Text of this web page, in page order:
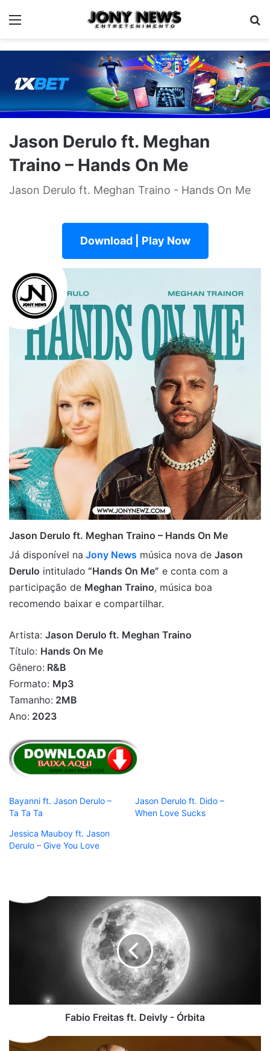
Menu
Jason Derulo ft. Meghan
Traino – Hands On Me
Jason Derulo ft. Meghan Traino - Hands On Me
Download | Play Now
Jason Derulo ft. Meghan Traino – Hands On Me
Já disponível na Jony News música nova de Jason
Derulo intitulado “Hands On Me” e conta com a
participação de Meghan Traino, música boa
recomendo baixar e compartilhar.
Artista: Jason Derulo ft. Meghan Traino
Título: Hands On Me
Gênero: R&B
Formato: Mp3
Tamanho: 2MB
Ano: 2023
Bayanni ft. Jason Derulo –
Ta Ta Ta
Jason Derulo ft. Dido –
When Love Sucks
Jessica Mauboy ft. Jason
Derulo – Give You Love
Fabio
Fabio Freitas ft. Deivly - Órbita
Lurdes